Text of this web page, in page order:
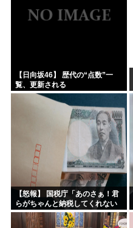
【日向坂46】 歴代の“点数”一
覧、更新される
【怒報】 国税庁「あのさぁ！君
らがちゃんと納税してくれない
とこうなっちゃうけどどうす
る？！」←これw w w w w w w w